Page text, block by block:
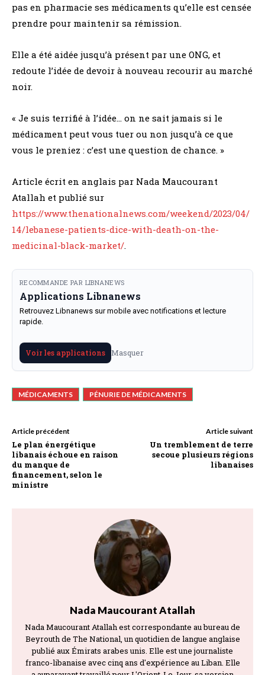
pas en pharmacie ses médicaments qu’elle est censée
prendre pour maintenir sa rémission.
Elle a été aidée jusqu’à présent par une ONG, et
redoute l’idée de devoir à nouveau recourir au marché
noir.
« Je suis terrifié à l’idée… on ne sait jamais si le
médicament peut vous tuer ou non jusqu’à ce que
vous le preniez : c’est une question de chance. »
Article écrit en anglais par Nada Maucourant
Atallah et publié sur
https://www.thenationalnews.com/weekend/2023/04/
14/lebanese-patients-dice-with-death-on-the-
medicinal-black-market/.
RECOMMANDE PAR LIBNANEWS
Applications Libnanews
Retrouvez Libnanews sur mobile avec notifications et lecture
rapide.
Voir les applications Masquer
MÉDICAMENTS PÉNURIE DE MÉDICAMENTS
Article précédent
Le plan énergétique
libanais échoue en raison
du manque de
financement, selon le
ministre
Article suivant
Un tremblement de terre
secoue plusieurs régions
libanaises
Nada Maucourant Atallah
Nada Maucourant Atallah est correspondante au bureau de
Beyrouth de The National, un quotidien de langue anglaise
publié aux Émirats arabes unis. Elle est une journaliste
franco-libanaise avec cinq ans d'expérience au Liban. Elle